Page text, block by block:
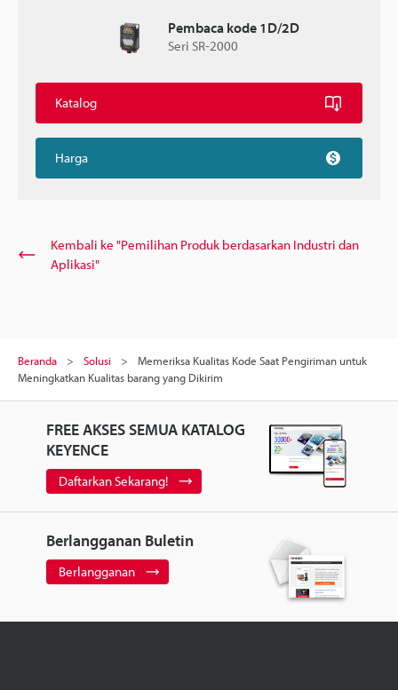
Pembaca kode 1D/2D
Seri SR-2000
Katalog
Harga
Kembali ke "Pemilihan Produk berdasarkan Industri dan
Aplikasi"
Beranda Solusi
Memeriksa Kualitas Kode Saat Pengiriman untuk
Meningkatkan Kualitas barang yang Dikirim
FREE AKSES SEMUA KATALOG
KEYENCE
Daftarkan Sekarang!
Berlangganan Buletin
Berlangganan